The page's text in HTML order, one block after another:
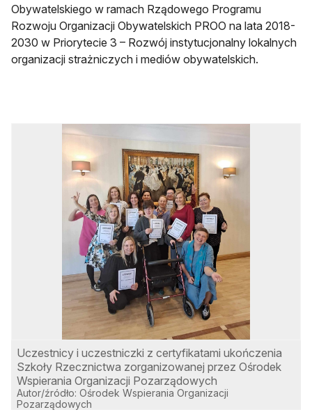
Obywatelskiego w ramach Rządowego Programu
Rozwoju Organizacji Obywatelskich PROO na lata 2018-
2030 w Priorytecie 3 – Rozwój instytucjonalny lokalnych
organizacji strażniczych i mediów obywatelskich.
Uczestnicy i uczestniczki z certyfikatami ukończenia
Szkoły Rzecznictwa zorganizowanej przez Ośrodek
Wspierania Organizacji Pozarządowych
Autor/źródło: Ośrodek Wspierania Organizacji
Pozarządowych